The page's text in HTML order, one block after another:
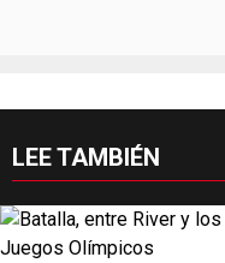
LEE TAMBIÉN